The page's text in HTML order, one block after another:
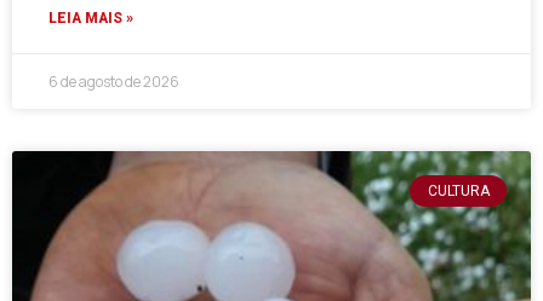
LEIA MAIS »
6 de agosto de 2026
CULTURA